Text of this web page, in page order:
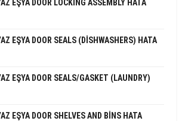
EŞYA DOOR LOCKING ASSEMBLY HATA
EŞYA DOOR SEALS (DISHWASHERS) HATA
EŞYA DOOR SEALS/GASKET (LAUNDRY)
EŞYA DOOR SHELVES AND BINS HATA